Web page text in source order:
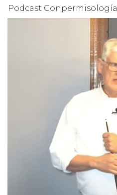
Podcast Conpermisología